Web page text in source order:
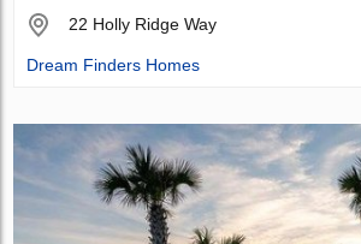
22 Holly Ridge Way
Dream Finders Homes